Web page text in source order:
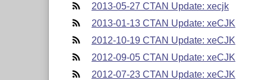
2013-05-27 CTAN Update: xecjk
2013-01-13 CTAN Update: xeCJK
2012-10-19 CTAN Update: xeCJK
2012-09-05 CTAN Update: xeCJK
2012-07-23 CTAN Update: xeCJK